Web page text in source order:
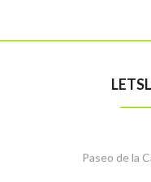
Paseo de la